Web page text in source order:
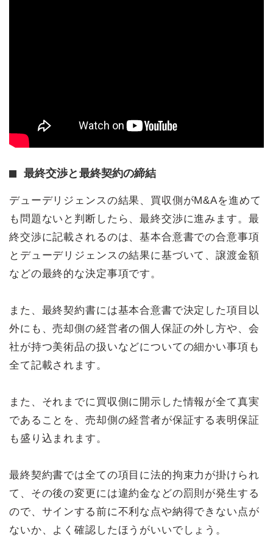
最終交渉と最終契約の締結
デューデリジェンスの結果、買収側がM&Aを進めて
も問題ないと判断したら、最終交渉に進みます。最
終交渉に記載されるのは、基本合意書での合意事項
とデューデリジェンスの結果に基づいて、譲渡金額
などの最終的な決定事項です。
また、最終契約書には基本合意書で決定した項目以
外にも、売却側の経営者の個人保証の外し方や、会
社が持つ美術品の扱いなどについての細かい事項も
全て記載されます。
また、それまでに買収側に開示した情報が全て真実
であることを、売却側の経営者が保証する表明保証
も盛り込まれます。
最終契約書では全ての項目に法的拘束力が掛けられ
て、その後の変更には違約金などの罰則が発生する
ので、サインする前に不利な点や納得できない点が
ないか、よく確認したほうがいいでしょう。